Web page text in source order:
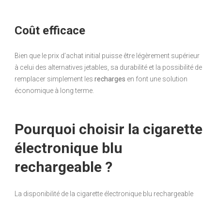
Coût efficace
Bien que le prix d’achat initial puisse être légèrement supérieur
à celui des alternatives jetables, sa durabilité et la possibilité de
remplacer simplement les recharges en font une solution
économique à long terme.
Pourquoi choisir la cigarette
électronique blu
rechargeable ?
La disponibilité de la cigarette électronique blu rechargeable